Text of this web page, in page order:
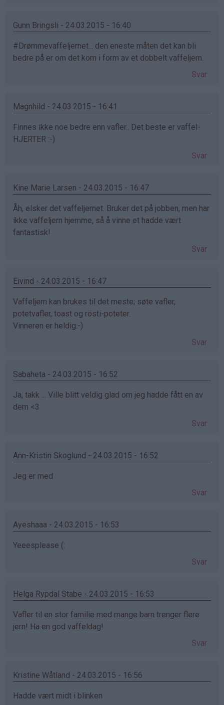
Gunn Bringsli - 24.03.2015 - 16:40
#Drømmevaffeljernet... den eneste måten det kan bli
bedre på er om det kom i form av et dobbelt vaffeljern.
Svar
Magnhild - 24.03.2015 - 16:41
Finnes ikke noe bedre enn vafler.. Det beste er vaffel-
HJERTER :-)
Svar
Kine Marie Larsen - 24.03.2015 - 16:47
Åh, elsker det vaffeljernet. Bruker det på jobben, men har
ikke vaffeljern hjemme, så å vinne et hadde vært
fantastisk!
Svar
Eivind - 24.03.2015 - 16:47
Vaffeljern kan brukes til det meste; søte vafler,
potetvafler, toast og rösti-poteter.
Vinneren er heldig:-)
Svar
Sabaheta - 24.03.2015 - 16:52
Ja, takk ... Ville blitt veldig glad om jeg hadde fått en av
dem <3
Svar
Ann-Kristin Skoglund - 24.03.2015 - 16:52
Jeg er med
Svar
Ayeshaaa - 24.03.2015 - 16:53
Yeeesplease (:
Svar
Helga Rypdal Stabe - 24.03.2015 - 16:53
Vafler til en stor familie med mange barn trenger flere
jern! Ha en god vaffeldag!
Svar
Kristine Wåtland - 24.03.2015 - 16:56
Hadde vært midt i blinken